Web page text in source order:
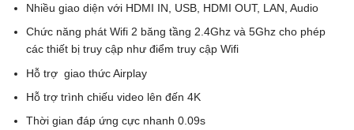
Nhiều giao diện với HDMI IN, USB, HDMI OUT, LAN, Audio
Chức năng phát Wifi 2 băng tầng 2.4Ghz và 5Ghz cho phép
các thiết bị truy cập như điểm truy cập Wifi
Hỗ trợ giao thức Airplay
Hỗ trợ trình chiếu video lên đến 4K
Thời gian đáp ứng cực nhanh 0.09s